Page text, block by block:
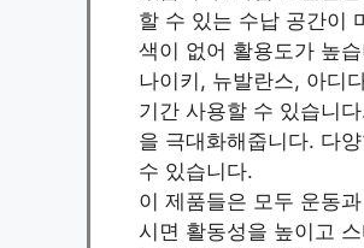
할 수 있는 수납 공간이
색이 없어 활용도가 높
나이키, 뉴발란스, 아디
기간 사용할 수 있습니
을 극대화해줍니다. 다
수 있습니다.
이 제품들은 모두 운동
시면 활동성을 높이고